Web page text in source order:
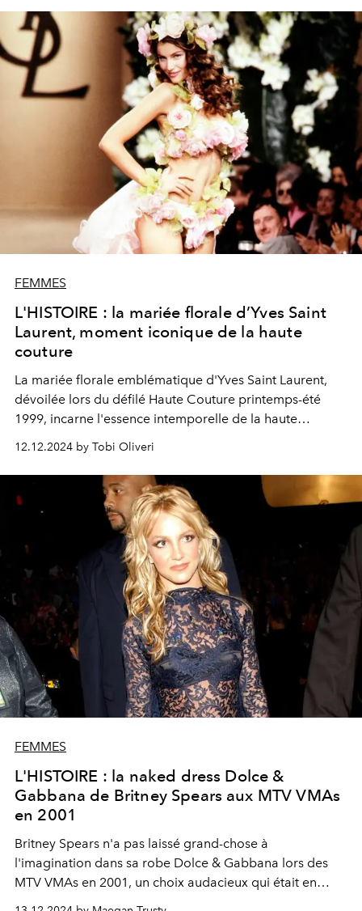
FEMMES
L'HISTOIRE : la mariée florale d’Yves Saint
Laurent, moment iconique de la haute
couture
La mariée florale emblématique d'Yves Saint Laurent,
dévoilée lors du défilé Haute Couture printemps-été
1999, incarne l'essence intemporelle de la haute
couture. Véritable chef-d'œuvre, elle célèbre le pouvoir
de transformation du vêtement, inspirant des
générations par son art éblouissant.
12.12.2024 by Tobi Oliveri
FEMMES
L'HISTOIRE : la naked dress Dolce &
Gabbana de Britney Spears aux MTV VMAs
en 2001
Britney Spears n'a pas laissé grand-chose à
l'imagination dans sa robe Dolce & Gabbana lors des
MTV VMAs en 2001, un choix audacieux qui était en
avance sur son temps.